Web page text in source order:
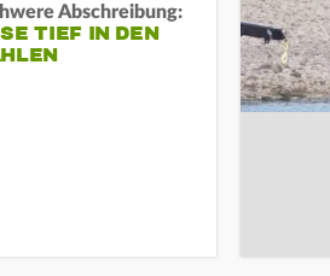
Abschreibung:
TIEF IN DEN